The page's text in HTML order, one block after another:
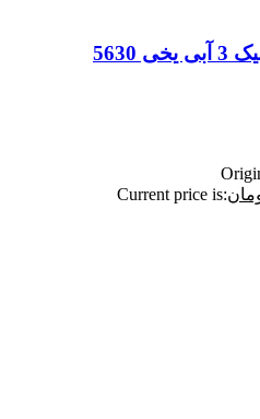
Current price is: